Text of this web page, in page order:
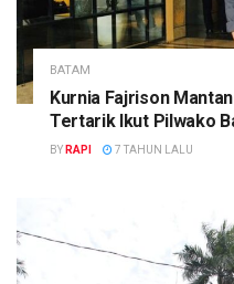
BATAM
Kurnia Fajrison
Tertarik Ikut Pilwako
BY RAPI 7 TAHUN LALU